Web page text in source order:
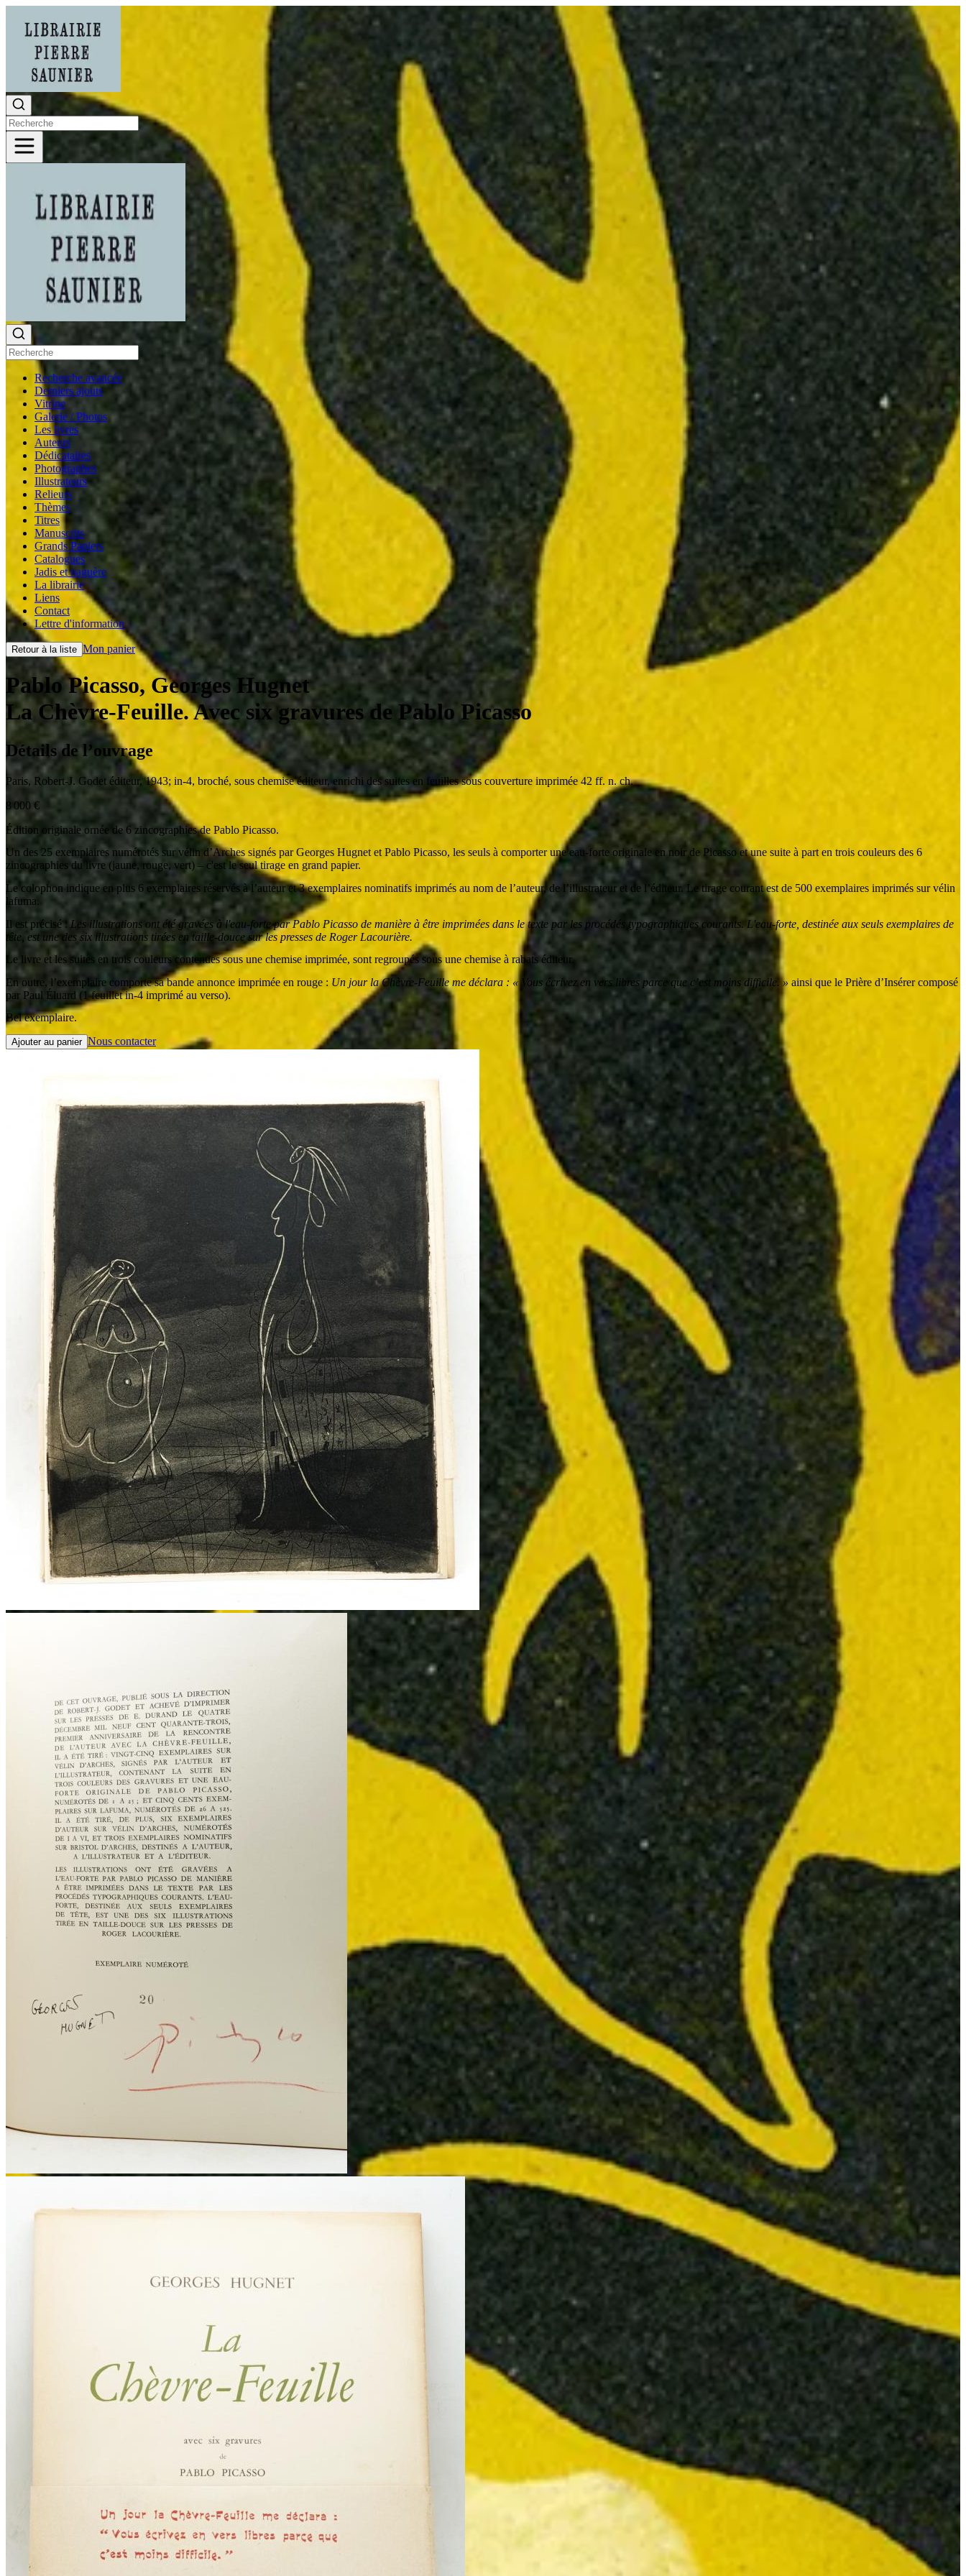
Recherche avancée
Derniers ajouts
Vitrine
Galerie / Photos
Les livres
Auteurs
Dédicataires
Photographes
Illustrateurs
Relieurs
Thèmes
Titres
Manuscrits
Grands Papiers
Catalogues
Jadis et naguère
La librairie
Liens
Contact
Lettre d'information
Retour à la liste Mon panier
Pablo Picasso, Georges Hugnet
La Chèvre-Feuille. Avec six gravures de Pablo Picasso
Détails de l’ouvrage
Paris, Robert-J. Godet éditeur,1943; in-4, broché, sous chemise éditeur, enrichi des suites en feuilles sous couverture imprimée 42 ff. n. ch.
8 000 €
Édition originale ornée de 6 zincographies de Pablo Picasso.
Un des 25 exemplaires numérotés sur vélin d’Arches signés par Georges Hugnet et Pablo Picasso, les seuls à comporter une eau-forte originale en noir de Picasso et une suite à part en trois couleurs des 6
zincographies du livre (jaune, rouge, vert) – c'est le seul tirage en grand papier.
Le colophon indique en plus 6 exemplaires réservés à l’auteur et 3 exemplaires nominatifs imprimés au nom de l’auteur, de l’illustrateur et de l’éditeur. Le tirage courant est de 500 exemplaires imprimés sur vélin
lafuma.
Il est précisé : Les illustrations ont été gravées à l'eau-forte par Pablo Picasso de manière à être imprimées dans le texte par les procédés typographiques courants. L'eau-forte, destinée aux seuls exemplaires de
tête, est une des six illustrations tirées en taille-douce sur les presses de Roger Lacourière.
Le livre et les suites en trois couleurs contenues sous une chemise imprimée, sont regroupés sous une chemise à rabats éditeur.
En outre, l’exemplaire comporte sa bande annonce imprimée en rouge : Un jour la Chèvre-Feuille me déclara : « Vous écrivez en vers libres parce que c’est moins difficile. » ainsi que le Prière d’Insérer composé
par Paul Éluard (1 feuillet in-4 imprimé au verso).
Bel exemplaire.
Ajouter au panier Nous contacter